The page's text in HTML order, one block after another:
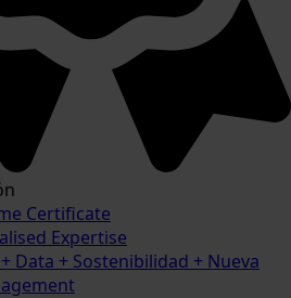
Certificate
Expertise
Data + Sostenibilidad + Nueva